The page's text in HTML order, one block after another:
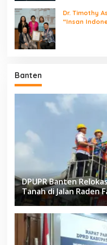
Dr. Timothy
“Insan
Banten
DPUPR Banten
Tanah di Jalan Raden